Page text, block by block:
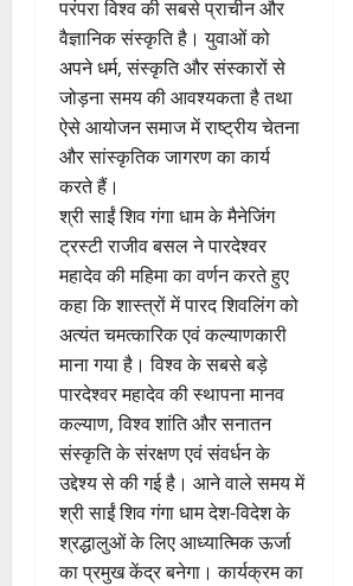
परंपरा विश्व की सबसे प्राचीन और
वैज्ञानिक संस्कृति है। युवाओं को
अपने धर्म, संस्कृति और संस्कारों से
जोड़ना समय की आवश्यकता है तथा
ऐसे आयोजन समाज में राष्ट्रीय चेतना
और सांस्कृतिक जागरण का कार्य
करते हैं।
श्री साईं शिव गंगा धाम के मैनेजिंग
ट्रस्टी राजीव बसल ने पारदेश्वर
महादेव की महिमा का वर्णन करते हुए
कहा कि शास्त्रों में पारद शिवलिंग को
अत्यंत चमत्कारिक एवं कल्याणकारी
माना गया है। विश्व के सबसे बड़े
पारदेश्वर महादेव की स्थापना मानव
कल्याण, विश्व शांति और सनातन
संस्कृति के संरक्षण एवं संवर्धन के
उद्देश्य से की गई है। आने वाले समय में
श्री साईं शिव गंगा धाम देश-विदेश के
श्रद्धालुओं के लिए आध्यात्मिक ऊर्जा
का प्रमुख केंद्र बनेगा। कार्यक्रम का